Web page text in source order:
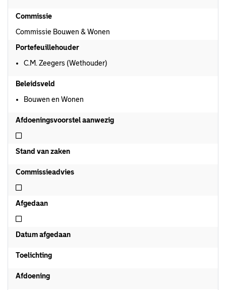
Commissie
Commissie Bouwen & Wonen
Portefeuillehouder
C.M. Zeegers (Wethouder)
Beleidsveld
Bouwen en Wonen
Afdoeningsvoorstel aanwezig
Niet afdoeningsvoorstel aanwezig
Stand van zaken
Commissieadvies
Niet commissieadvies
Afgedaan
Niet afgedaan
Datum afgedaan
Toelichting
Afdoening